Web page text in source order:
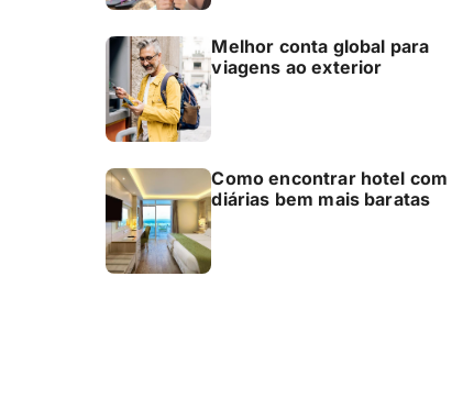
Melhor conta global para
viagens ao exterior
Como encontrar hotel com
diárias bem mais baratas